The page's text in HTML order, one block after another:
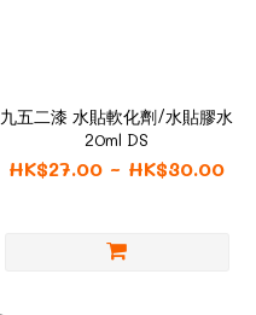
九五二漆 水貼軟化劑/水貼膠水
20ml DS
HK$27.00 ~ HK$30.00